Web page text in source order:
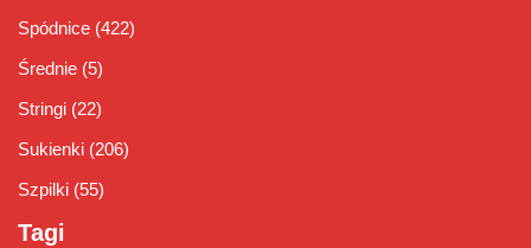
Spódnice (422)
Średnie (5)
Stringi (22)
Sukienki (206)
Szpilki (55)
Tagi